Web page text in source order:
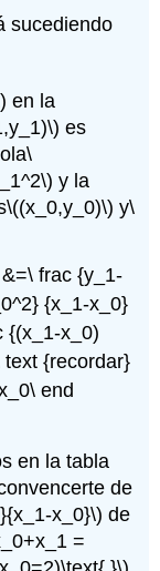
sucediendo
en la
es
\
y la
\((x_0,y_0)\) y\
frac {y_1-
{x_1-x_0}
{(x_1-x_0)
{recordar}
end
en la tabla
de
x_0}\) de
=